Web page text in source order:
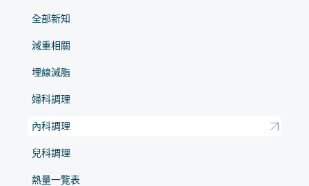
全部新知
減重相關
埋線減脂
婦科調理
內科調理
兒科調理
熱量一覽表